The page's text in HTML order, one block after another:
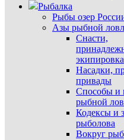
Рыбалка
Рыбы озер
Азы рыбной
Снасти,
экипировка
Насадки,
привады
Способы и
рыбной
Кодексы и
рыболова
Вокруг